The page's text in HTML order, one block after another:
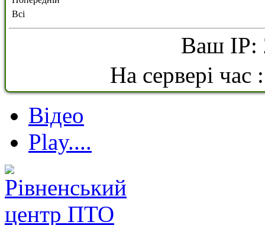
Всі
Ваш IP:
На сервері
Відео
Play....